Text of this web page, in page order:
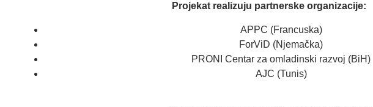
Projekat realizuju partnerske organizacije:
APPC (Francuska)
ForViD (Njemačka)
PRONI Centar za omladinski razvoj (BiH)
AJC (Tunis)